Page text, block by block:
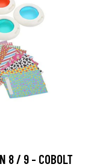
8 / 9 - COBOLT